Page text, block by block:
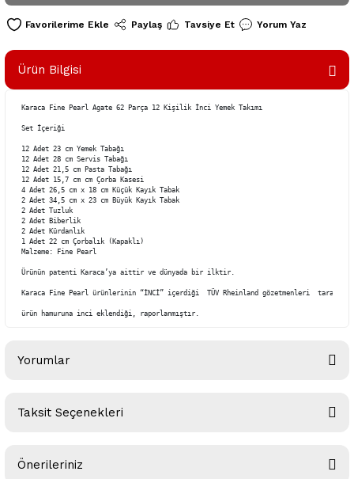
Paylaş Tavsiye Et Yorum Yaz
Ürün Bilgisi
Karaca Fine Pearl Agate 62 Parça 12 Kişilik İnci Yemek Takımı
Set İçeriği
12 Adet 23 cm Yemek Tabağı
12 Adet 28 cm Servis Tabağı
12 Adet 21,5 cm Pasta Tabağı
12 Adet 15,7 cm cm Çorba Kasesi
4 Adet 26,5 cm x 18 cm Küçük Kayık Tabak
2 Adet 34,5 cm x 23 cm Büyük Kayık Tabak
2 Adet Tuzluk
2 Adet Biberlik
2 Adet Kürdanlık
1 Adet 22 cm Çorbalık (Kapaklı)
Malzeme: Fine Pearl
Ürünün patenti Karaca’ya aittir ve dünyada bir ilktir.
Karaca Fine Pearl ürünlerinin “İNCİ” içerdiği  TÜV Rheinland gözetmenleri
ürün hamuruna inci eklendiği, raporlanmıştır.
Yorumlar
Taksit Seçenekleri
Önerileriniz